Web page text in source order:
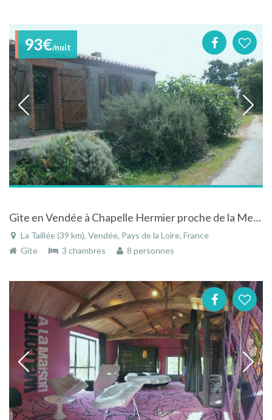
93€/nuit
Gite en Vendée à Chapelle Hermier proche de la Mer en Pays de Loire
La Taillée (39 km), Vendée, Pays de la Loire, France
Gîte
3 chambres 8 personnes